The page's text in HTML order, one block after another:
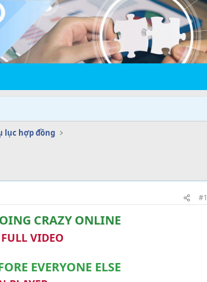
lục hợp đồng
#1
CRAZY ONLINE
VIDEO
EVERYONE ELSE